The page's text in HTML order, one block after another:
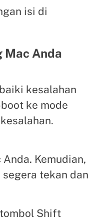
Mac Anda
kesalahan
ke mode
Kemudian,
tekan dan
Shift